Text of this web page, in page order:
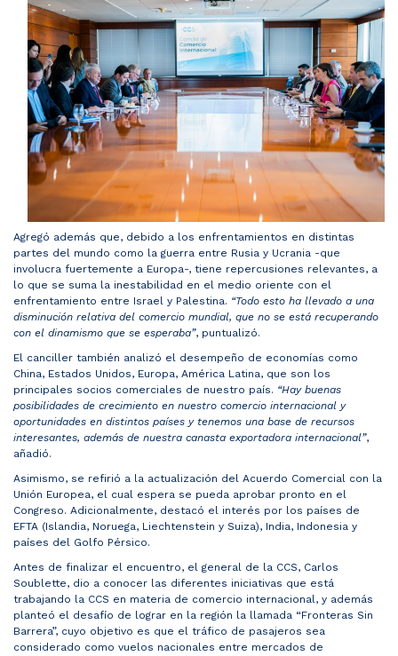
Agregó además que, debido a los enfrentamientos en distintas
partes del mundo como la guerra entre Rusia y Ucrania -que
involucra fuertemente a Europa-, tiene repercusiones relevantes, a
lo que se suma la inestabilidad en el medio oriente con el
enfrentamiento entre Israel y Palestina. “Todo esto ha llevado a una
disminución relativa del comercio mundial, que no se está recuperando
con el dinamismo que se esperaba”, puntualizó.
El canciller también analizó el desempeño de economías como
China, Estados Unidos, Europa, América Latina, que son los
principales socios comerciales de nuestro país. “Hay buenas
posibilidades de crecimiento en nuestro comercio internacional y
oportunidades en distintos países y tenemos una base de recursos
interesantes, además de nuestra canasta exportadora internacional”,
añadió.
Asimismo, se refirió a la actualización del Acuerdo Comercial con la
Unión Europea, el cual espera se pueda aprobar pronto en el
Congreso. Adicionalmente, destacó el interés por los países de
EFTA (Islandia, Noruega, Liechtenstein y Suiza), India, Indonesia y
países del Golfo Pérsico.
Antes de finalizar el encuentro, el general de la CCS, Carlos
Soublette, dio a conocer las diferentes iniciativas que está
trabajando la CCS en materia de comercio internacional, y además
planteó el desafío de lograr en la región la llamada “Fronteras Sin
Barrera”, cuyo objetivo es que el tráfico de pasajeros sea
considerado como vuelos nacionales entre mercados de